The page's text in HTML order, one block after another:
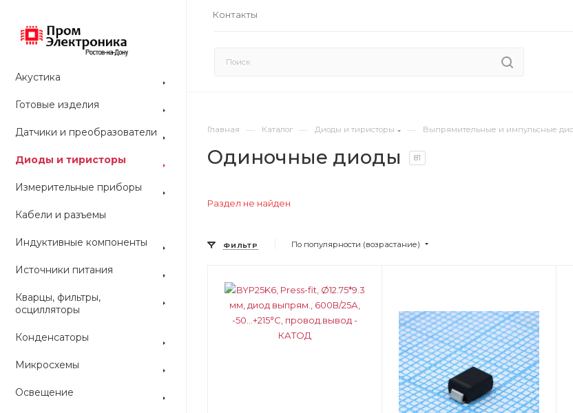
Контакты
Акустика
Готовые изделия
Датчики и преобразователи
Диоды и тиристоры
Измерительные приборы
Кабели и разъемы
Индуктивные компоненты
Источники питания
Кварцы, фильтры,
осцилляторы
Конденсаторы
Микросхемы
Освещение
Главная — Каталог — Диоды и тиристоры — Выпрямительные и импульсные
Одиночные диоды 81
Раздел не найден
ФИЛЬТР По популярности (возрастание)
Цвет